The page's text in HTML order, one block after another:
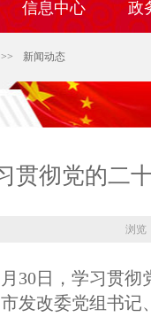
信息中心 政
>> 新闻动态
贯彻党的二
浏览
30日，学习贯
发改委党组书